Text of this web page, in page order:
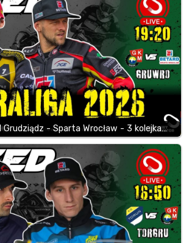
Grudziądz - Sparta Wrocław - 3 kolejka…